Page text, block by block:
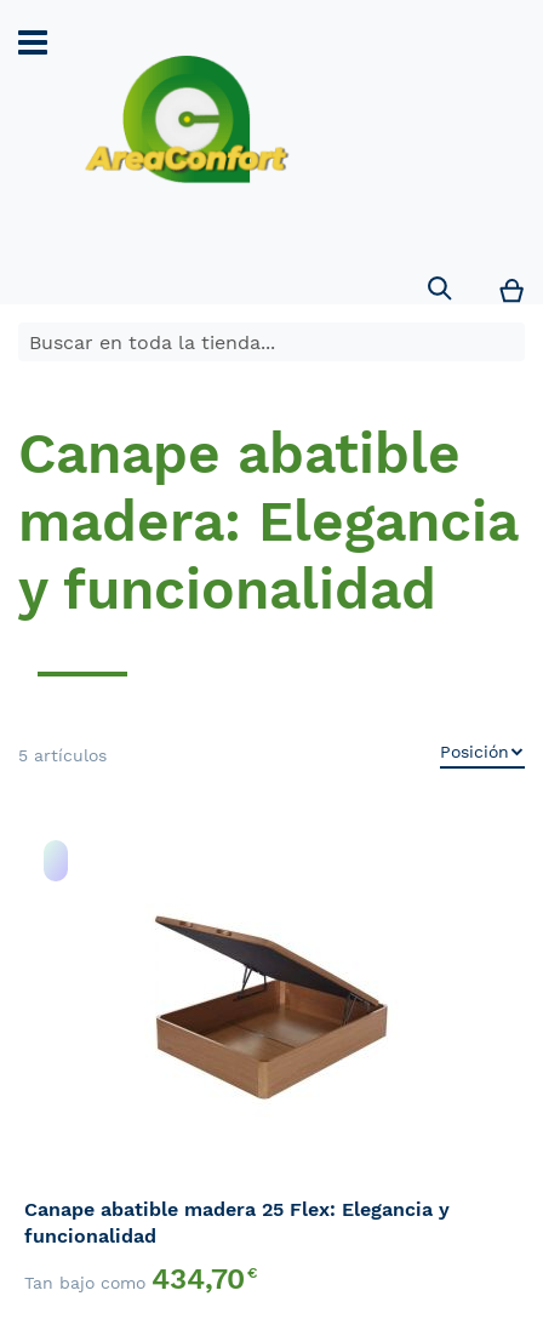
Search
Canape abatible
madera: Elegancia
y funcionalidad
5 artículos
Canape abatible madera 25 Flex: Elegancia y
funcionalidad
Tan bajo como 434,70€